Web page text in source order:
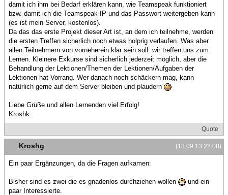
damit ich ihm bei Bedarf erklären kann, wie Teamspeak funktioniert
bzw. damit ich die Teamspeak-IP und das Passwort weitergeben kann
(es ist mein Server, kostenlos).
Da das das erste Projekt dieser Art ist, an dem ich teilnehme, werden
die ersten Treffen sicherlich noch etwas holprig verlaufen. Was aber
allen Teilnehmern von vorneherein klar sein soll: wir treffen uns zum
Lernen. Kleinere Exkurse sind sicherlich jederzeit möglich, aber die
Behandlung der Lektionen/Themen der Lektionen/Aufgaben der
Lektionen hat Vorrang. Wer danach noch schäckern mag, kann
natürlich gerne auf dem Server bleiben und plaudern
Liebe Grüße und allen Lernenden viel Erfolg!
Kroshk
Quote
(13.09.13 22:08)
Kroshg
Ein paar Ergänzungen, da die Fragen aufkamen:
Bisher sind es zwei die es gnadenlos durchziehen wollen
und ein
paar Interessierte.